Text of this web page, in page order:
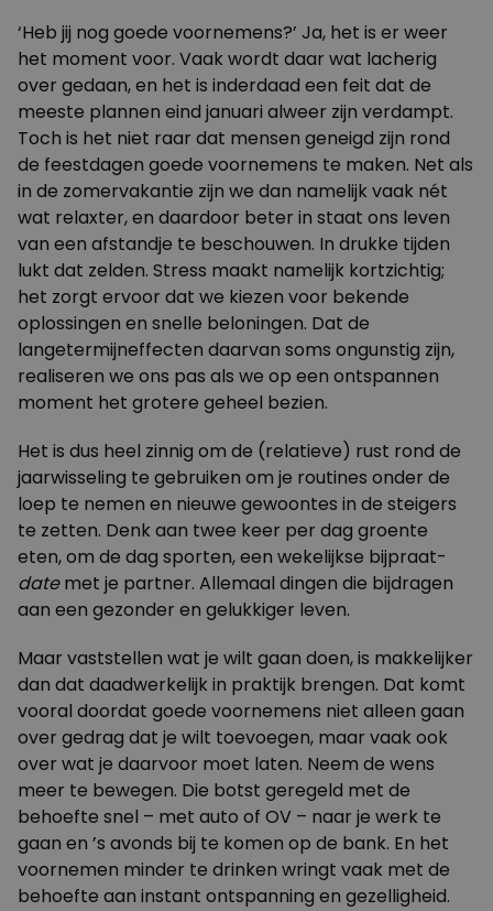
‘Heb jij nog goede voornemens?’ Ja, het is er weer
het moment voor. Vaak wordt daar wat lacherig
over gedaan, en het is inderdaad een feit dat de
meeste plannen eind januari alweer zijn verdampt.
Toch is het niet raar dat mensen geneigd zijn rond
de feestdagen goede voornemens te maken. Net als
in de zomervakantie zijn we dan namelijk vaak nét
wat relaxter, en daardoor beter in staat ons leven
van een afstandje te beschouwen. In drukke tijden
lukt dat zelden. Stress maakt namelijk kortzichtig;
het zorgt ervoor dat we kiezen voor bekende
oplossingen en snelle beloningen. Dat de
langetermijneffecten daarvan soms ongunstig zijn,
realiseren we ons pas als we op een ontspannen
moment het grotere geheel bezien.
Het is dus heel zinnig om de (relatieve) rust rond de
jaarwisseling te gebruiken om je routines onder de
loep te nemen en nieuwe gewoontes in de steigers
te zetten. Denk aan twee keer per dag groente
eten, om de dag sporten, een wekelijkse bijpraat-
datemet je partner. Allemaal dingen die bijdragen
aan een gezonder en gelukkiger leven.
Maar vaststellen wat je wilt gaan doen, is makkelijker
dan dat daadwerkelijk in praktijk brengen. Dat komt
vooral doordat goede voornemens niet alleen gaan
over gedrag dat je wilt toevoegen, maar vaak ook
over wat je daarvoor moet laten. Neem de wens
meer te bewegen. Die botst geregeld met de
behoefte snel – met auto of OV – naar je werk te
gaan en ’s avonds bij te komen op de bank. En het
voornemen minder te drinken wringt vaak met de
behoefte aan instant ontspanning en gezelligheid.